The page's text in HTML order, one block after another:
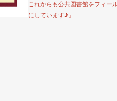
これからも公共図書館をフィー
にしています♪』